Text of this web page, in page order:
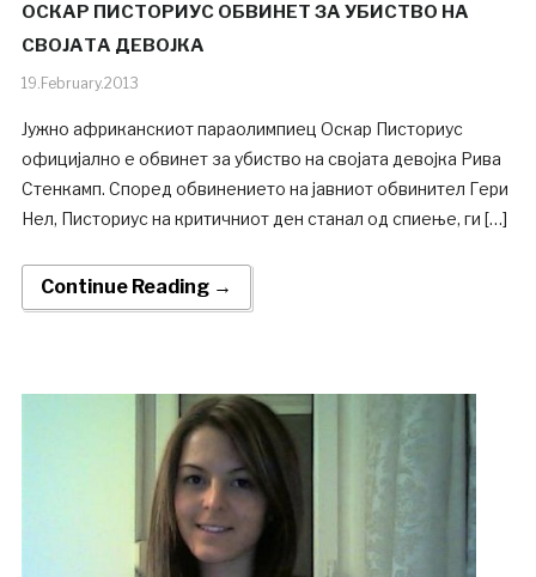
ОСКАР ПИСТОРИУС ОБВИНЕТ ЗА УБИСТВО НА
СВОЈАТА ДЕВОЈКА
19.February.2013
Јужно африканскиот параолимпиец Оскар Писториус
официјално е обвинет за убиство на својата девојка Рива
Стенкамп. Според обвинението на јавниот обвинител Гери
Нел, Писториус на критичниот ден станал од спиење, ги […]
Continue Reading →